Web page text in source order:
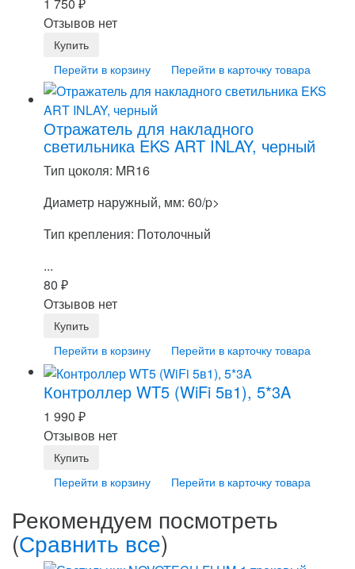
1 750 ₽
Отзывов нет
Перейти в корзину Перейти в карточку товара
Отражатель для накладного
светильника EKS ART INLAY, черный
Тип цоколя: MR16
Диаметр наружный, мм: 60/p>
Тип крепления: Потолочный
...
80 ₽
Отзывов нет
Перейти в корзину Перейти в карточку товара
Контроллер WT5 (WiFi 5в1), 5*3A
1 990 ₽
Отзывов нет
Перейти в корзину Перейти в карточку товара
Рекомендуем посмотреть
(Сравнить все)